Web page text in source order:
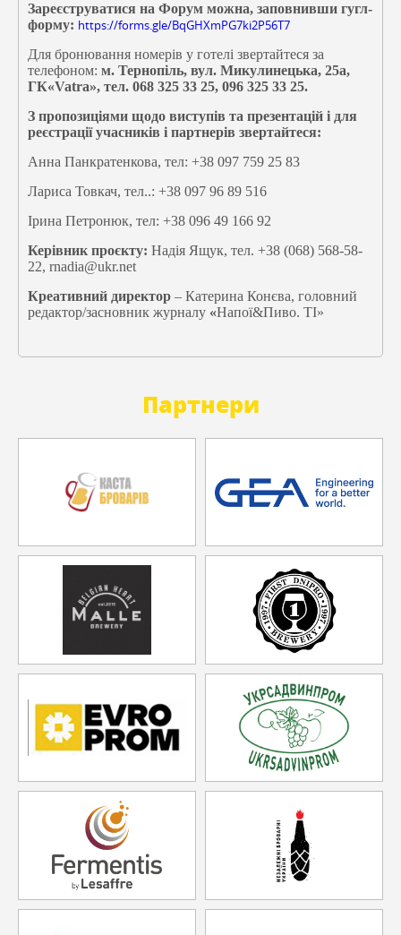
Зареєструватися на Форум можна, заповнивши гугл-
форму: https://forms.gle/BqGHXmPG7ki2P56T7
Для бронювання номерів у готелі звертайтеся за
телефоном: м. Тернопіль, вул. Микулинецька, 25а,
ГК«Vatra», тел. 068 325 33 25, 096 325 33 25.
З пропозиціями щодо виступів та презентацій і для
реєстрації учасників і партнерів звертайтеся:
Анна Панкратенкова, тел: +38 097 759 25 83
Лариса Товкач, тел..: +38 097 96 89 516
Ірина Петронюк, тел: +38 096 49 166 92
Керівник проєкту: Надія Ящук, тел. +38 (068) 568-58-
22, rnadia@ukr.net
Креативний директор – Катерина Конєва, головний
редактор/засновник журналу «Напої&Пиво. ТІ»
Партнери